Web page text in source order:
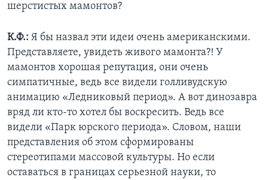
шерстистых мамонтов?
К.Ф.: Я бы назвал эти идеи очень американскими.
Представляете, увидеть живого мамонта?! У
мамонтов хорошая репутация, они очень
симпатичные, ведь все видели голливудскую
анимацию «Ледниковый период». А вот динозавра
вряд ли кто-то хотел бы воскресить. Ведь все
видели «Парк юрского периода». Словом, наши
представления об этом сформированы
стереотипами массовой культуры. Но если
оставаться в границах серьезной науки, то